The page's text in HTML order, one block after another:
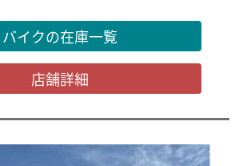
バイクの在庫一覧
店舗詳細